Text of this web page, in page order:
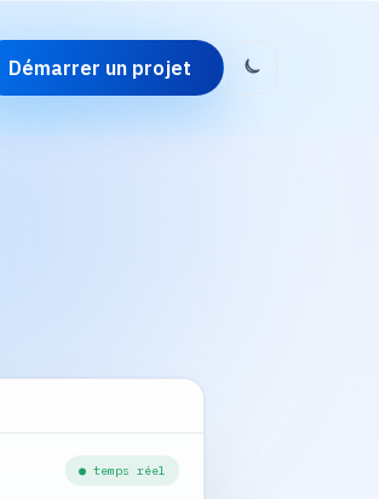
Démarrer un projet
● temps réel